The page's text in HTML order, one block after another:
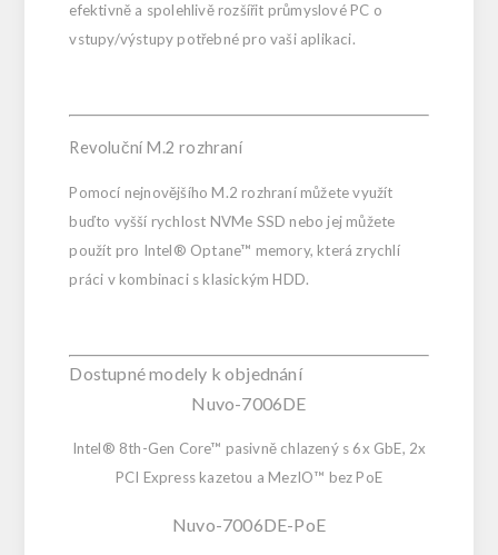
efektivně a spolehlivě rozšířit průmyslové PC o
vstupy/výstupy potřebné pro vaši aplikaci.
Revoluční M.2 rozhraní
Pomocí nejnovějšího M.2 rozhraní můžete využít
buďto vyšší rychlost NVMe SSD nebo jej můžete
použít pro Intel® Optane™ memory, která zrychlí
práci v kombinaci s klasickým HDD.
Dostupné modely k objednání
Nuvo-7006DE
Intel® 8th-Gen Core™ pasivně chlazený s 6x GbE, 2x
PCI Express kazetou a MezIO™ bez PoE
Nuvo-7006DE-PoE